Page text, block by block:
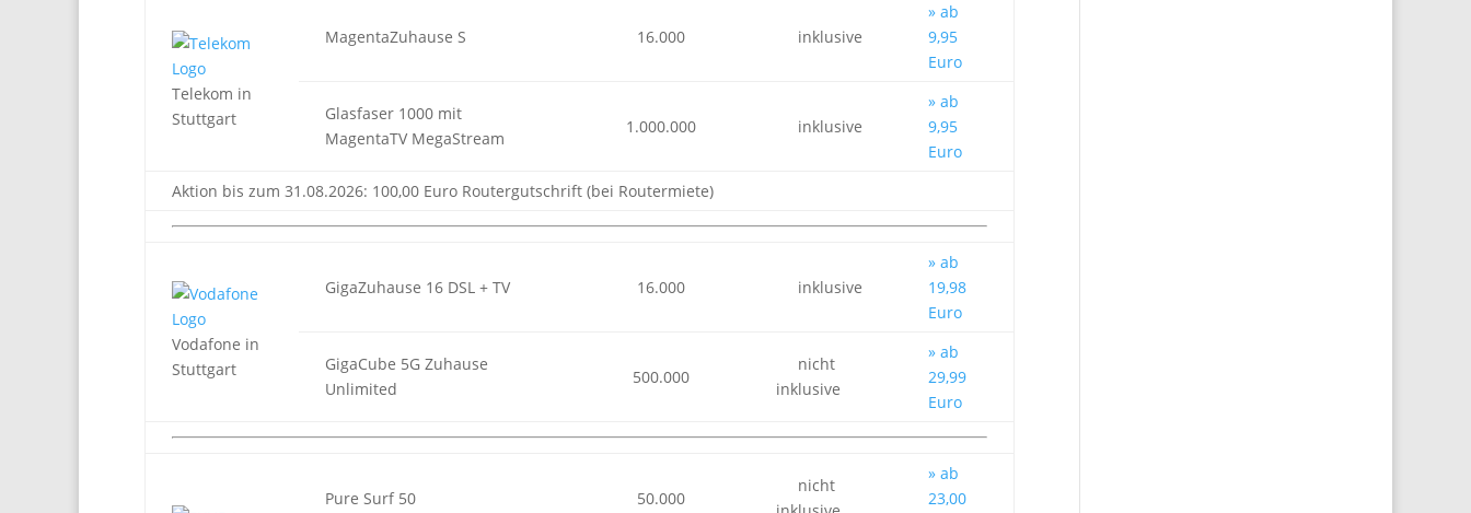
Telekom in
Stuttgart
MagentaZuhause S 16.000 inklusive
» ab
9,95
Euro
Glasfaser 1000 mit
MagentaTV MegaStream
1.000.000 inklusive
» ab
9,95
Euro
Aktion bis zum 31.08.2026: 100,00 Euro Routergutschrift (bei Routermiete)
Vodafone in
Stuttgart
GigaZuhause 16 DSL + TV 16.000 inklusive
» ab
19,98
Euro
GigaCube 5G Zuhause
Unlimited
500.000
nicht
inklusive
» ab
29,99
Euro
Pure Surf 50 50.000
nicht
» ab
23,00